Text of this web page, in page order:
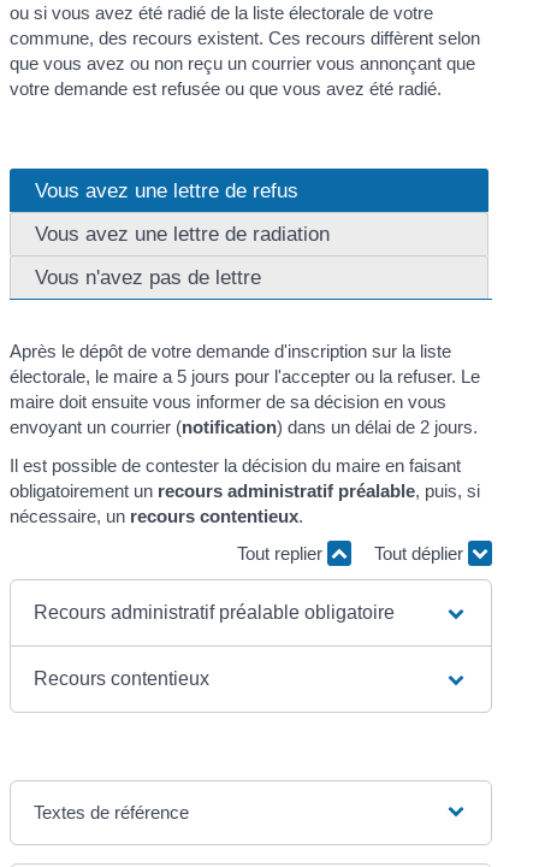
ou si vous avez été radié de la liste électorale de votre
commune, des recours existent. Ces recours diffèrent selon
que vous avez ou non reçu un courrier vous annonçant que
votre demande est refusée ou que vous avez été radié.
Vous avez une lettre de refus
Vous avez une lettre de radiation
Vous n'avez pas de lettre
Après le dépôt de votre demande d'inscription sur la liste
électorale, le maire a 5 jours pour l'accepter ou la refuser. Le
maire doit ensuite vous informer de sa décision en vous
envoyant un courrier (notification) dans un délai de 2 jours.
Il est possible de contester la décision du maire en faisant
obligatoirement un recours administratif préalable, puis, si
nécessaire, un recours contentieux.
Tout replier
Tout déplier
Recours administratif préalable obligatoire
Recours contentieux
Textes de référence